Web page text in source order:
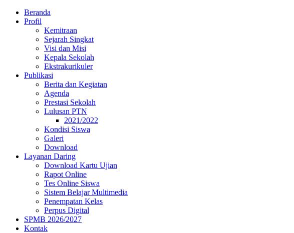
Beranda
Profil
Kemitraan
Sejarah Singkat
Visi dan Misi
Kepala Sekolah
Ekstrakurikuler
Publikasi
Berita dan Kegiatan
Agenda
Prestasi Sekolah
Lulusan PTN
2021/2022
Kondisi Siswa
Galeri
Download
Layanan Daring
Download Kartu Ujian
Rapot Online
Tes Online Siswa
Sistem Belajar Multimedia
Penempatan Kelas
Perpus Digital
SPMB 2026/2027
Kontak